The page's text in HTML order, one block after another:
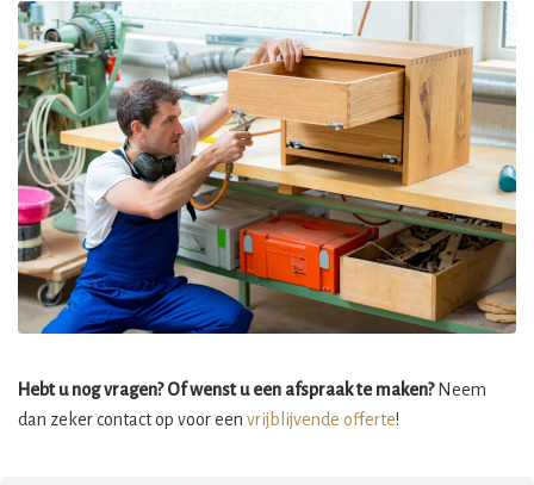
Hebt u nog vragen? Of wenst u een afspraak te maken?Neem
dan zeker contact op voor een vrijblijvende offerte!